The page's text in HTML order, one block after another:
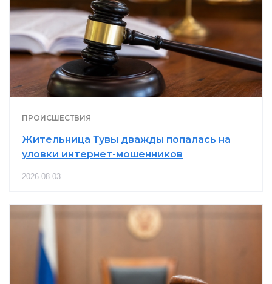
ПРОИСШЕСТВИЯ
Жительница Тувы дважды попалась на
уловки интернет-мошенников
2026-08-03